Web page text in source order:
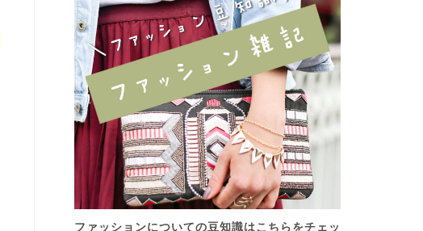
ファッションについての豆知識はこちらをチェッ